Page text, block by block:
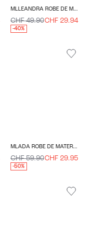
MLLEANDRA ROBE DE MATERNITÉ
CHF 49.90CHF 29.94
-40%
MLADA ROBE DE MATERNITÉ
CHF 59.90CHF 29.95
-50%